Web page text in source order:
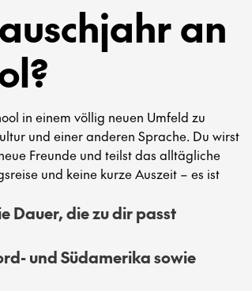
an
in einem völlig neuen Umfeld zu
und einer anderen Sprache. Du wirst
Freunde und teilst das alltägliche
und keine kurze Auszeit – es ist
Dauer, die zu dir passt
und Südamerika sowie